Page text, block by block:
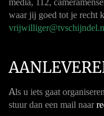
media, 112,
waar jij goed tot je recht
Als u iets gaat
stuur dan een mail naar